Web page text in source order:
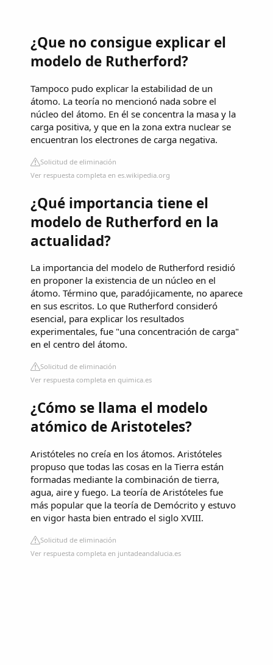
¿Que no consigue explicar el
modelo de Rutherford?
Tampoco pudo explicar la estabilidad de un
átomo. La teoría no mencionó nada sobre el
núcleo del átomo. En él se concentra la masa y la
carga positiva, y que en la zona extra nuclear se
encuentran los electrones de carga negativa.
Solicitud de eliminación
Ver respuesta completa en es.wikipedia.org
¿Qué importancia tiene el
modelo de Rutherford en la
actualidad?
La importancia del modelo de Rutherford residió
en proponer la existencia de un núcleo en el
átomo. Término que, paradójicamente, no aparece
en sus escritos. Lo que Rutherford consideró
esencial, para explicar los resultados
experimentales, fue "una concentración de carga"
en el centro del átomo.
Solicitud de eliminación
Ver respuesta completa en quimica.es
¿Cómo se llama el modelo
atómico de Aristoteles?
Aristóteles no creía en los átomos. Aristóteles
propuso que todas las cosas en la Tierra están
formadas mediante la combinación de tierra,
agua, aire y fuego. La teoría de Aristóteles fue
más popular que la teoría de Demócrito y estuvo
en vigor hasta bien entrado el siglo XVIII.
Solicitud de eliminación
Ver respuesta completa en juntadeandalucia.es